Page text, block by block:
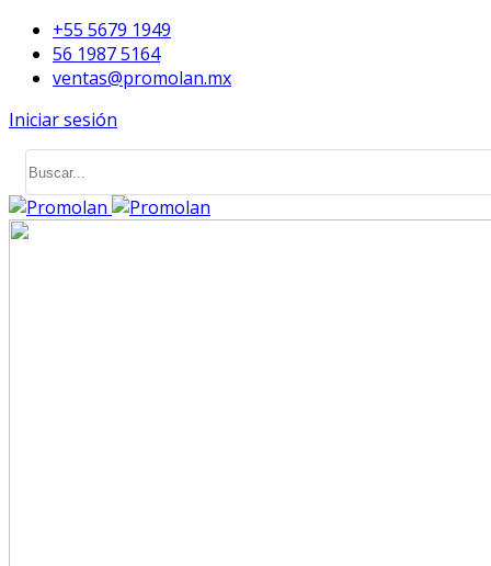
+55 5679 1949
56 1987 5164
ventas@promolan.mx
Iniciar sesión